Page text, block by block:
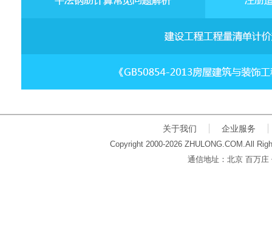
关于我们 企业服务
Copyright 2000-2026 ZHULONG.COM.All
通信地址：北京 百万